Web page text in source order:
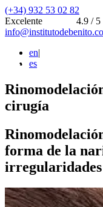
(+34) 932 53 02 82
Excelente
4.9 / 5
en|
es
cirugía
forma de la
irregularidades